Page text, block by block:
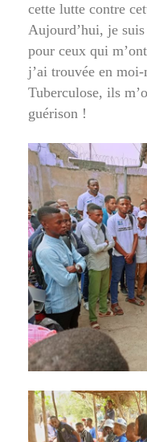
cette lutte contre
Aujourd’hui, je suis
pour ceux qui
j’ai trouvée en
Tuberculose, ils
guérison !